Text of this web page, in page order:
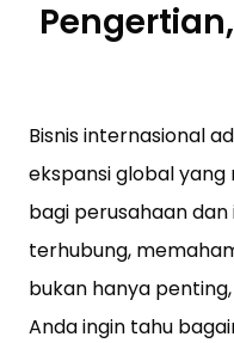
Bisnis internasional
ekspansi global
bagi perusahaan dan
terhubung,
bukan hanya
Anda ingin tahu